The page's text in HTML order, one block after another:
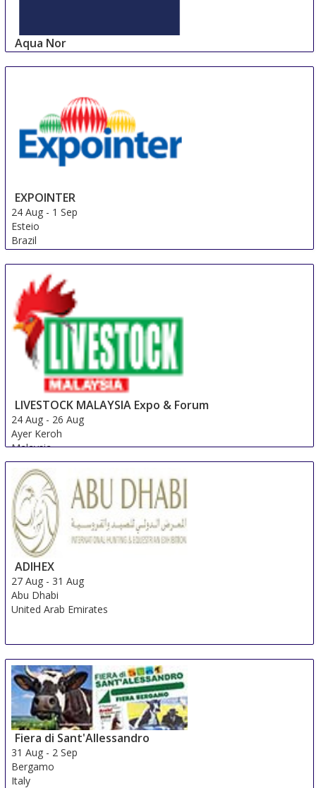
Aqua Nor
EXPOINTER
24 Aug - 1 Sep
Esteio
Brazil
LIVESTOCK MALAYSIA Expo & Forum
24 Aug - 26 Aug
Ayer Keroh
Malaysia
ADIHEX
27 Aug - 31 Aug
Abu Dhabi
United Arab Emirates
Fiera di Sant'Allessandro
31 Aug - 2 Sep
Bergamo
Italy